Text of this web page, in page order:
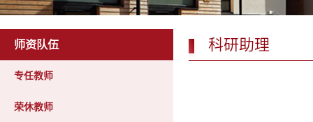
师资队伍
专任教师
荣休教师
科研助理